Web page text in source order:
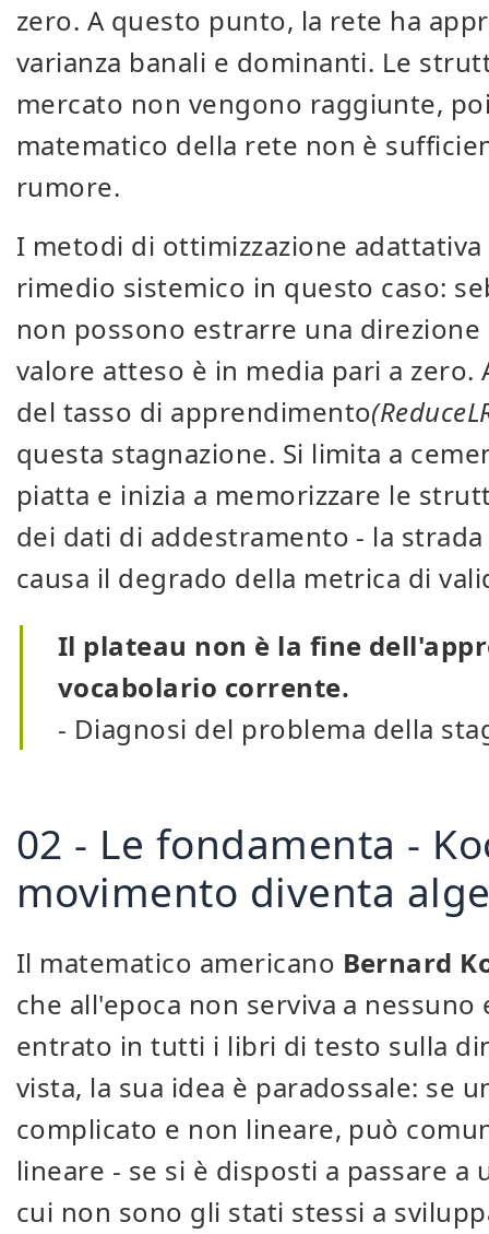
zero. A questo punto, la rete ha
varianza banali e dominanti. Le
mercato non vengono raggiunte,
matematico della rete non è
rumore.
I metodi di ottimizzazione
rimedio sistemico in questo caso:
non possono estrarre una
valore atteso è in media pari a
del tasso di apprendimento
questa stagnazione. Si limita a
piatta e inizia a memorizzare le
dei dati di addestramento - la
causa il degrado della metrica di
Il plateau non è la fine
vocabolario corrente.
- Diagnosi del problema della
02 - Le fondamenta -
movimento diventa
Il matematico americano Bernard
che all'epoca non serviva a
entrato in tutti i libri di testo sulla
vista, la sua idea è paradossale: se
complicato e non lineare, può
lineare - se si è disposti a passare
cui non sono gli stati stessi a